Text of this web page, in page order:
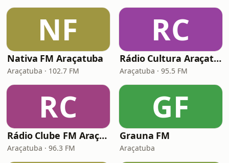
NF
Nativa FM Araçatuba
Araçatuba · 102.7 FM
RC
Rádio Cultura Araçatuba
Araçatuba · 95.5 FM
RC
Rádio Clube FM Araçatuba
Araçatuba · 96.3 FM
GF
Grauna FM
Araçatuba